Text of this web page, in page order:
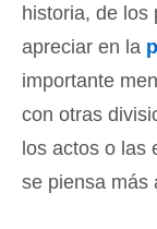
historia, de los
apreciar en la
importante
con otras
los actos o las
se piensa más